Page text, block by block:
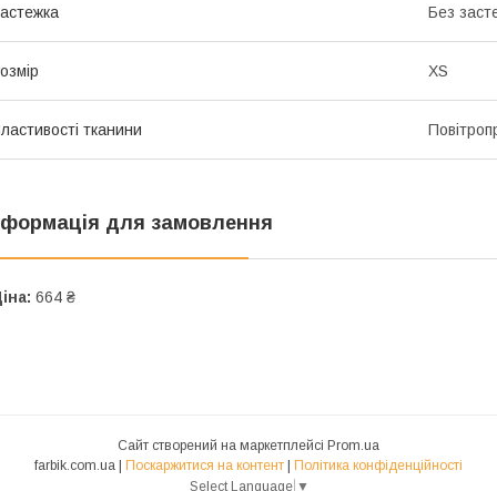
Без
XS
тканини
для замовлення
664 ₴
Сайт створений на маркетплейсі Prom.ua
farbik.com.ua | Поскаржитися на контент | Політика конфіденційності
Select Language ▼